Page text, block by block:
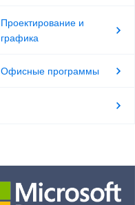
Проектирование и
графика
Офисные программы